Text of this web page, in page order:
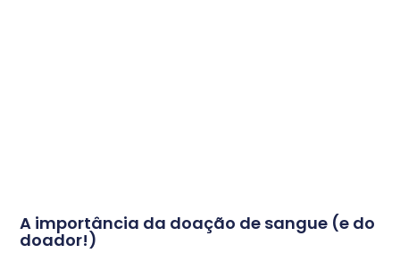
A importância da doação de sangue (e do
doador!)